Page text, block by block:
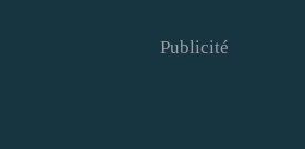
Publicité